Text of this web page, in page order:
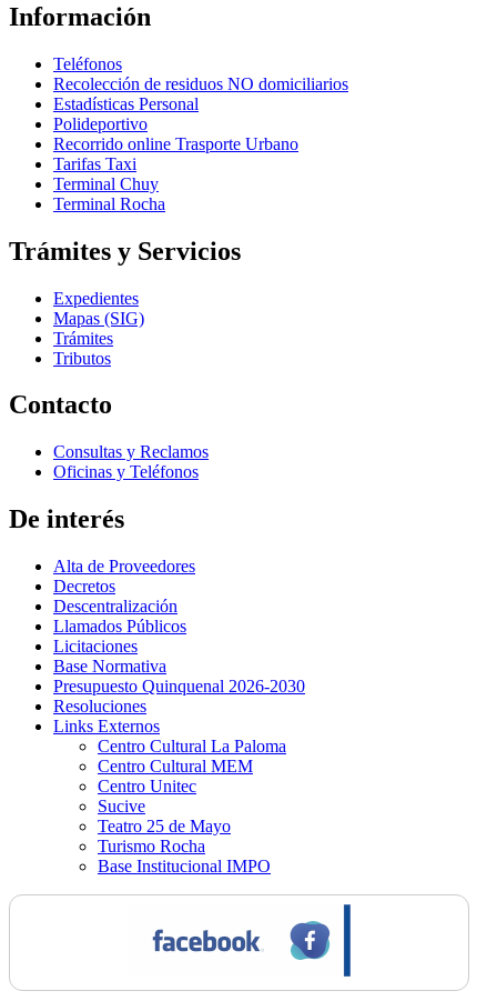
Información
Teléfonos
Recolección de residuos NO domiciliarios
Estadísticas Personal
Polideportivo
Recorrido online Trasporte Urbano
Tarifas Taxi
Terminal Chuy
Terminal Rocha
Trámites y Servicios
Expedientes
Mapas (SIG)
Trámites
Tributos
Contacto
Consultas y Reclamos
Oficinas y Teléfonos
De interés
Alta de Proveedores
Decretos
Descentralización
Llamados Públicos
Licitaciones
Base Normativa
Presupuesto Quinquenal 2026-2030
Resoluciones
Links Externos
Centro Cultural La Paloma
Centro Cultural MEM
Centro Unitec
Sucive
Teatro 25 de Mayo
Turismo Rocha
Base Institucional IMPO